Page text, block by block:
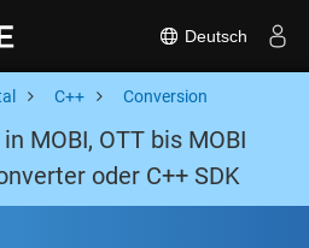
Deutsch
C++ Conversion
MOBI, OTT bis MOBI
oder C++ SDK